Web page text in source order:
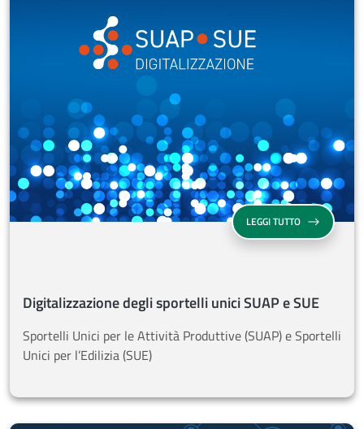
LEGGI TUTTOSU
Digitalizzazione degli sportelli unici SUAP e SUE
Sportelli Unici per le Attività Produttive (SUAP) e Sportelli
Unici per l’Edilizia (SUE)